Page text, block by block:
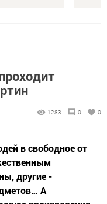
1283 0 0
в свободное от
другие -
А